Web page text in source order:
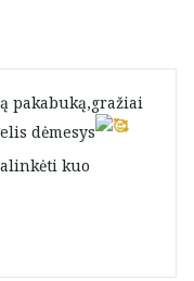
pakabuką,gražiai
dėmesys
kuo